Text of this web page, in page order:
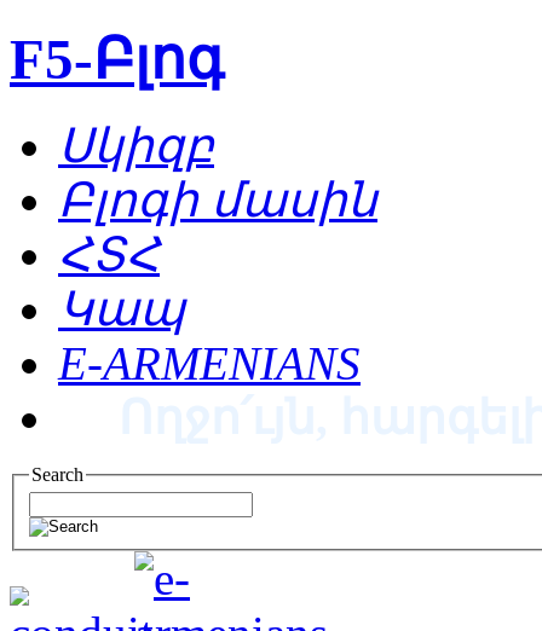
F5-Բլոգ
Սկիզբ
Բլոգի մասին
ՀՏՀ
Կապ
E-ARMENIANS
Search